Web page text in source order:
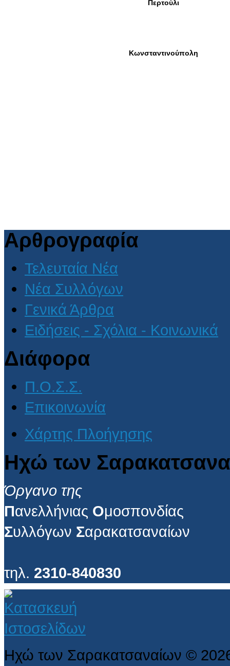
Αρθρογραφία
Τελευταία Νέα
Νέα Συλλόγων
Γενικά Άρθρα
Ειδήσεις - Σχόλια - Κοινωνικά
Διάφορα
Π.Ο.Σ.Σ.
Επικοινωνία
Χάρτης Πλοήγησης
Ηχώ των
Όργανο της
Πανελλήνιας Ομοσπονδίας
Συλλόγων Σαρακατσαναίων
τηλ. 2310-840830
Ηχώ των Σαρακατσαναίων ©